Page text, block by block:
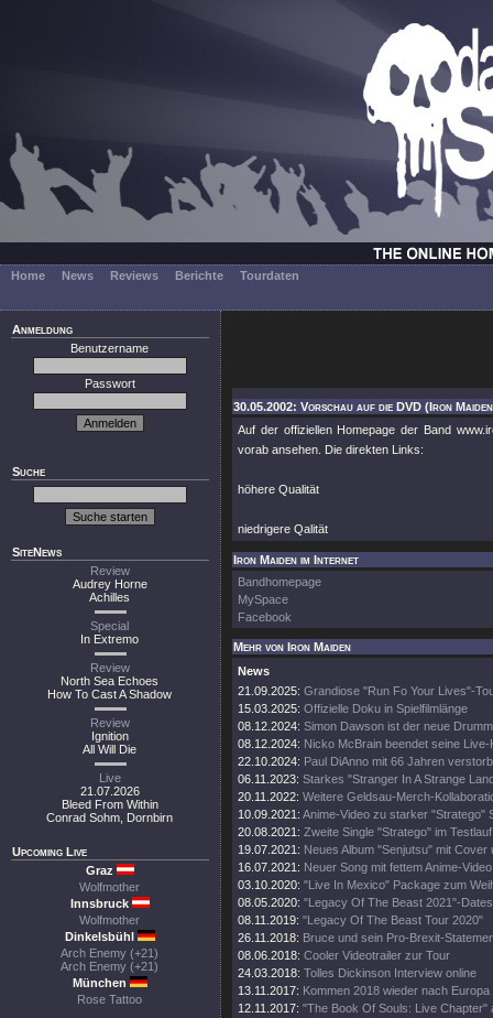
Home News Reviews Berichte Tourdaten
Anmeldung
Benutzername
Passwort
Suche
SiteNews
Review
Audrey Horne
Achilles
Special
In Extremo
Review
North Sea Echoes
How To Cast A Shadow
Review
Ignition
All Will Die
Live
21.07.2026
Bleed From Within
Conrad Sohm, Dornbirn
Upcoming Live
Graz
Wolfmother
Innsbruck
Wolfmother
Dinkelsbühl
Arch Enemy (+21)
Arch Enemy (+21)
München
Rose Tattoo
30.05.2002: Vorschau auf die DVD (Iron
Auf der offiziellen Homepage der Band
vorab ansehen. Die direkten Links:
höhere Qualität
niedrigere Qalität
Iron Maiden im Internet
Bandhomepage
MySpace
Facebook
Mehr von Iron Maiden
News
21.09.2025: Grandiose "Run Fo Your Lives"-
15.03.2025: Offizielle Doku in Spielfilmlänge
08.12.2024: Simon Dawson ist der neue
08.12.2024: Nicko McBrain beendet seine Live-
22.10.2024: Paul DiAnno mit 66 Jahren
06.11.2023: Starkes "Stranger In A Strange
20.11.2022: Weitere Geldsau-Merch-
10.09.2021: Anime-Video zu starker "Stratego"
20.08.2021: Zweite Single "Stratego" im Testlauf
19.07.2021: Neues Album "Senjutsu" mit Cover
16.07.2021: Neuer Song mit fettem Anime-Video
03.10.2020: "Live In Mexico" Package zum
08.05.2020: "Legacy Of The Beast 2021"-Dates
08.11.2019: "Legacy Of The Beast Tour 2020"
26.11.2018: Bruce und sein Pro-Brexit-
08.06.2018: Cooler Videotrailer zur Tour
24.03.2018: Tolles Dickinson Interview online
13.11.2017: Kommen 2018 wieder nach Europa
12.11.2017: "The Book Of Souls: Live Chapter"